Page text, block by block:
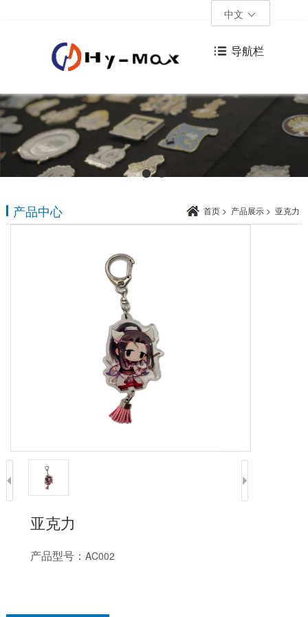
中文
导航栏
产品中心 首页 > 产品展示 > 亚克力
亚克力
产品型号：AC002